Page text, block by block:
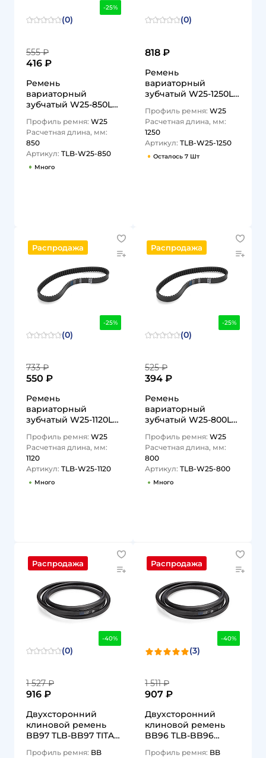
-25%
(0)
555 ₽
416 ₽
Ремень
вариаторный
зубчатый W25-850Lp
LOCK
Профиль ремня: W25
Расчетная длина, мм:
850
Артикул: TLB-W25-850
Много
(0)
818 ₽
Ремень
вариаторный
зубчатый W25-1250Lp
LOCK
Профиль ремня: W25
Расчетная длина, мм:
1250
Артикул: TLB-W25-1250
Осталось 7 Шт
-25%
Распродажа
(0)
733 ₽
550 ₽
Ремень
вариаторный
зубчатый W25-1120Lp
LOCK
Профиль ремня: W25
Расчетная длина, мм:
1120
Артикул: TLB-W25-1120
Много
-25%
Распродажа
(0)
525 ₽
394 ₽
Ремень
вариаторный
зубчатый W25-800Lp
LOCK
Профиль ремня: W25
Расчетная длина, мм:
800
Артикул: TLB-W25-800
Много
-40%
Распродажа
(0)
1 527 ₽
916 ₽
Двухсторонний
клиновой ремень
BB97 TLB-BB97 TITAN
Профиль ремня: BB
-40%
Распродажа
(3)
1 511 ₽
907 ₽
Двухсторонний
клиновой ремень
BB96 TLB-BB96
Профиль ремня: BB